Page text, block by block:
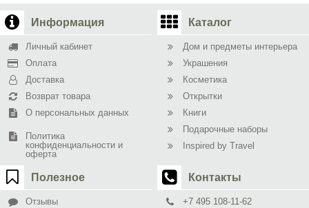
Информация
Личный кабинет
Оплата
Доставка
Возврат товара
О персональных данных
Политика
конфиденциальности и
оферта
Каталог
Дом и предметы интерьера
Украшения
Косметика
Открытки
Книги
Подарочные наборы
Inspired by Travel
Полезное
Отзывы
Контакты
+7 495 108-11-62